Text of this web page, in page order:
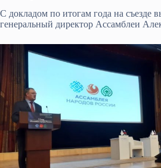
С докладом по итогам года на съезде
генеральный директор Ассамблеи